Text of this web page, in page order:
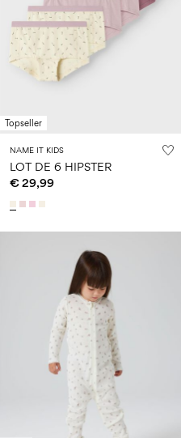
Topseller
NAME IT KIDS
LOT DE 6 HIPSTER
€ 29,99